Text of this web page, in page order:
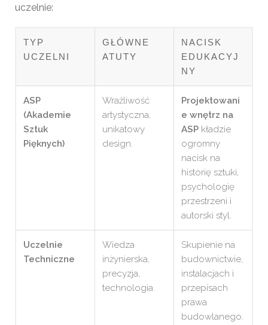
uczelnie:
TYP
UCZELNI
GŁÓWNE
ATUTY
NACISK
EDUKACYJ
NY
ASP
(Akademie
Sztuk
Pięknych)
Wrażliwość
artystyczna,
unikatowy
design.
Projektowani
e wnętrz na
ASP kładzie
ogromny
nacisk na
historię sztuki,
psychologię
przestrzeni i
autorski styl.
Uczelnie
Techniczne
Wiedza
inżynierska,
precyzja,
technologia.
Skupienie na
budownictwie,
instalacjach i
przepisach
prawa
budowlanego.